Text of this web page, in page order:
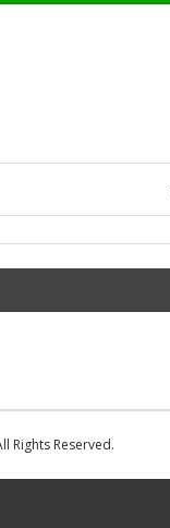
Rights Reserved.